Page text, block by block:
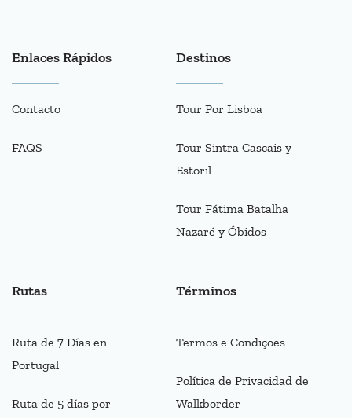
Enlaces Rápidos
Contacto
FAQS
Destinos
Tour Por Lisboa
Tour Sintra Cascais y
Estoril
Tour Fátima Batalha
Nazaré y Óbidos
Rutas
Ruta de 7 Días en
Portugal
Ruta de 5 días por
Términos
Termos e Condições
Política de Privacidad de
Walkborder